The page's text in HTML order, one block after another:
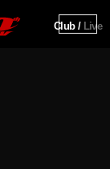
Club / Live